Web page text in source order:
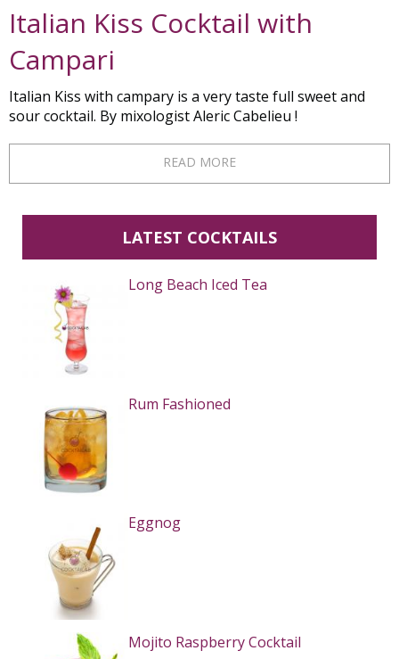
Italian Kiss Cocktail with
Campari
Italian Kiss with campary is a very taste full sweet and
sour cocktail. By mixologist Aleric Cabelieu !
READ MORE
LATEST COCKTAILS
Long Beach Iced Tea
Rum Fashioned
Eggnog
Mojito Raspberry Cocktail